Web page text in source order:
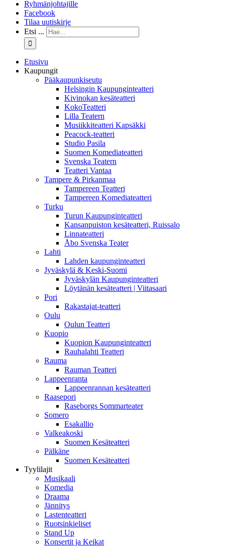
Ryhmänjohtajille
Facebook
Tilaa uutiskirje
Etsi ...
Etusivu
Kaupungit
Pääkaupunkiseutu
Helsingin Kaupunginteatteri
Kivinokan kesäteatteri
KokoTeatteri
Lilla Teatern
Musiikkiteatteri Kapsäkki
Peacock-teatteri
Studio Pasila
Suomen Komediateatteri
Svenska Teatern
Teatteri Vantaa
Tampere & Pirkanmaa
Tampereen Teatteri
Tampereen Komediateatteri
Turku
Turun Kaupunginteatteri
Kansanpuiston kesäteatteri, Ruissalo
Linnateatteri
Åbo Svenska Teater
Lahti
Lahden kaupunginteatteri
Jyväskylä & Keski-Suomi
Jyväskylän Kaupunginteatteri
Löytänän kesäteatteri | Viitasaari
Pori
Rakastajat-teatteri
Oulu
Oulun Teatteri
Kuopio
Kuopion Kaupunginteatteri
Rauhalahti Teatteri
Rauma
Rauman Teatteri
Lappeenranta
Lappeenrannan kesäteatteri
Raasepori
Raseborgs Sommarteater
Somero
Esakallio
Valkeakoski
Suomen Kesäteatteri
Pälkäne
Suomen Kesäteatteri
Tyylilajit
Musikaali
Komedia
Draama
Jännitys
Lastenteatteri
Ruotsinkieliset
Stand Up
Konsertit ja Keikat